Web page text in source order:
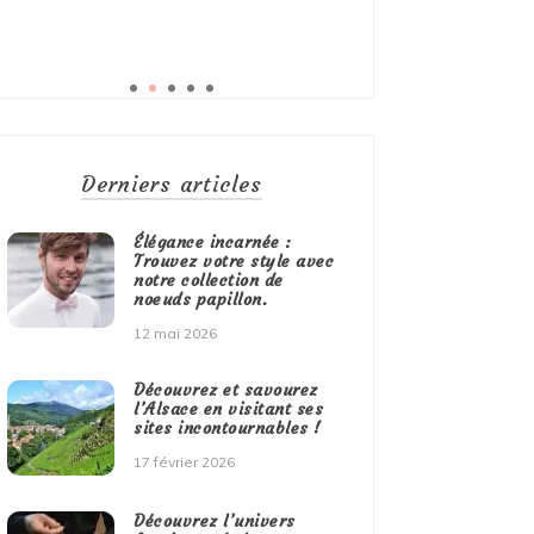
Derniers articles
Élégance incarnée :
Trouvez votre style avec
notre collection de
noeuds papillon.
12 mai 2026
Découvrez et savourez
l’Alsace en visitant ses
sites incontournables !
17 février 2026
Découvrez l’univers